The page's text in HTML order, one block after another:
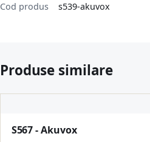
Cod produs
s539-akuvox
Produse similare
S567 - Akuvox